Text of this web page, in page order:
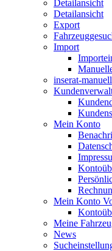
Detailansicht
Detailansicht
Export
Import
inserat-manuell
Mein Konto
Mein Konto
Meine
News